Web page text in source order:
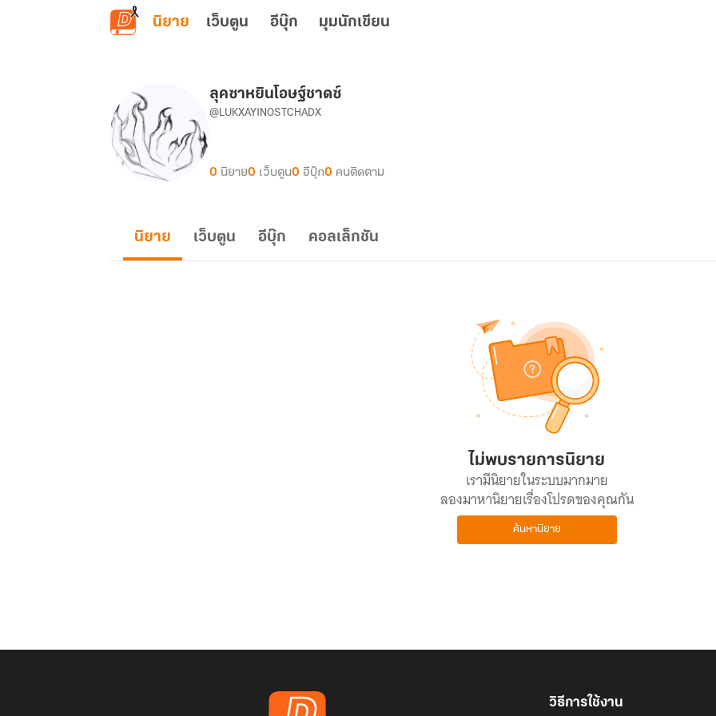
ข้ามไปยังเนื้อหาหลัก
นิยาย เว็บตูน อีบุ๊ก มุมนักเขียน
ลุคซาหยินโอษฐ์ชาดซ์
@LUKXAYINOSTCHADX
0 นิยาย0 เว็บตูน0 อีบุ๊ก0 คนติดตาม
นิยาย เว็บตูน อีบุ๊ก คอลเล็กชัน
ไม่พบรายการนิยาย
เรามีนิยายในระบบมากมาย
ลองมาหานิยายเรื่องโปรดของคุณกัน
ค้นหานิยาย
วิธีการใช้งาน